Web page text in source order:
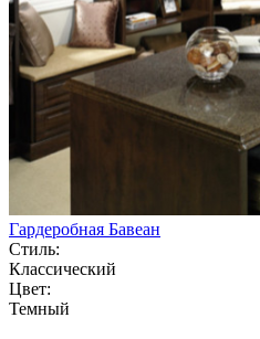
Гардеробная Бавеан
Стиль:
Классический
Цвет:
Темный